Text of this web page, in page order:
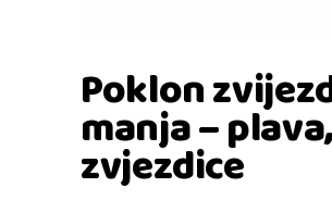
Poklon
manja – plava,
zvjezdice